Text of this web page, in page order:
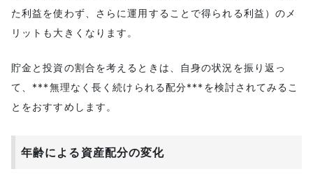
た利益を使わず、さらに運用することで得られる利益）のメ
リットも大きくなります。
貯金と投資の割合を考えるときは、自身の状況を振り返っ
て、***無理なく長く続けられる配分***を検討されてみるこ
とをおすすめします。
年齢による資産配分の変化